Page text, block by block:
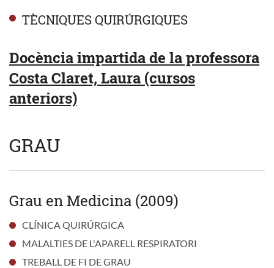
TÈCNIQUES QUIRÚRGIQUES
Docència impartida de la professora
Costa Claret, Laura (cursos
anteriors)
GRAU
Grau en Medicina (2009)
CLÍNICA QUIRÚRGICA
MALALTIES DE L'APARELL RESPIRATORI
TREBALL DE FI DE GRAU